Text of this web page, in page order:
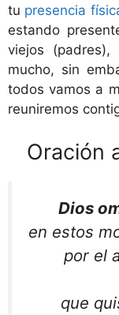
tu presencia
estando
viejos
mucho, sin
todos vamos a
reuniremos
Oración
Dios
en estos
por el
que